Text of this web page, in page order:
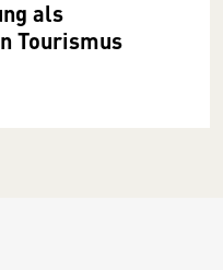
als
Tourismus